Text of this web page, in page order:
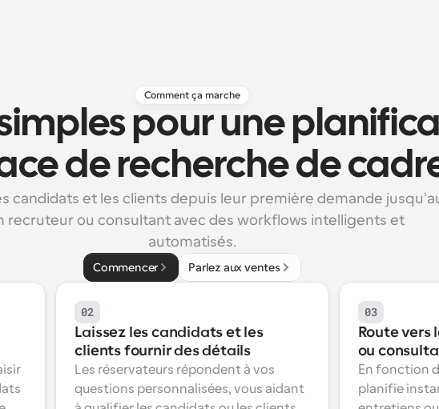
Comment ça marche
pour une
de recherche de
candidats et les clients depuis leur première demande
recruteur ou consultant avec des workflows intelligents et
automatisés.
Commencer Parlez aux ventes
02
Laissez les candidats et les
clients fournir des détails
Les réservateurs répondent à vos
questions personnalisées, vous aidant
03
Route vers
ou
En fonction
planifie